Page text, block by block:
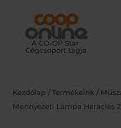
tartalomhoz
Kezdőlap / Termékeink /
Mennyezeti Lámpa Heracles